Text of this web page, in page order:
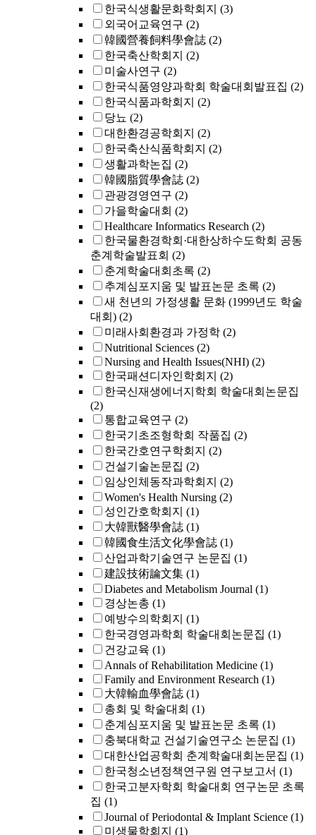
한국식생활문화학회지 (3)
외국어교육연구 (2)
韓國營養飼料學會誌 (2)
한국축산학회지 (2)
미술사연구 (2)
한국식품영양과학회 학술대회발표집 (2)
한국식품과학회지 (2)
당뇨 (2)
대한환경공학회지 (2)
한국축산식품학회지 (2)
생활과학논집 (2)
韓國脂質學會誌 (2)
관광경영연구 (2)
가을학술대회 (2)
Healthcare Informatics Research (2)
한국물환경학회·대한상하수도학회 공동
춘계학술발표회 (2)
춘계학술대회초록 (2)
추계심포지움 및 발표논문 초록 (2)
새 천년의 가정생활 문화 (1999년도 학술
대회) (2)
미래사회환경과 가정학 (2)
Nutritional Sciences (2)
Nursing and Health Issues(NHI) (2)
한국패션디자인학회지 (2)
한국신재생에너지학회 학술대회논문집
(2)
통합교육연구 (2)
한국기초조형학회 작품집 (2)
한국간호연구학회지 (2)
건설기술논문집 (2)
임상인체동작과학회지 (2)
Women's Health Nursing (2)
성인간호학회지 (1)
大韓獸醫學會誌 (1)
韓國食生活文化學會誌 (1)
산업과학기술연구 논문집 (1)
建設技術論文集 (1)
Diabetes and Metabolism Journal (1)
경상논총 (1)
예방수의학회지 (1)
한국경영과학회 학술대회논문집 (1)
건강교육 (1)
Annals of Rehabilitation Medicine (1)
Family and Environment Research (1)
大韓輸血學會誌 (1)
총회 및 학술대회 (1)
춘계심포지움 및 발표논문 초록 (1)
충북대학교 건설기술연구소 논문집 (1)
대한산업공학회 춘계학술대회논문집 (1)
한국청소년정책연구원 연구보고서 (1)
한국고분자학회 학술대회 연구논문 초록
집 (1)
Journal of Periodontal & Implant Science (1)
미생물학회지 (1)